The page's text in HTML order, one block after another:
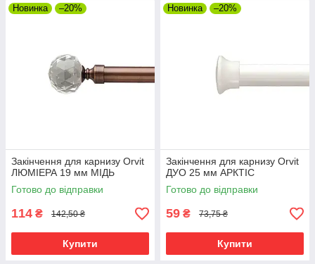
Новинка –20%
Закінчення для карнизу Orvit
ЛЮМІЕРА 19 мм МІДЬ
Готово до відправки
114 ₴ 142,50 ₴
Купити
Новинка –20%
Закінчення для карнизу Orvit
ДУО 25 мм АРКТІС
Готово до відправки
59 ₴ 73,75 ₴
Купити